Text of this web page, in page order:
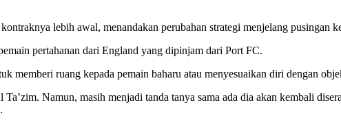
lebih awal, menandakan perubahan strategi menjelang pusingan
pertahanan dari England yang dipinjam dari Port FC.
memberi ruang kepada pemain baharu atau menyesuaikan diri dengan
Namun, masih menjadi tanda tanya sama ada dia akan kembali